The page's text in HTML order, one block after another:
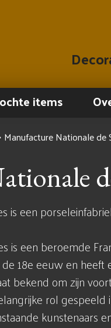
items
Manufacture Nationale de
is een
is een beroemde
18e eeuw en
bekend om zijn
rol gespeeld
kunstenaars